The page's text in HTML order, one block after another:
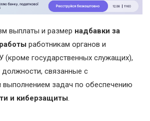
выплаты и размер надбавки за
работникам органов и
(кроме государственных служащих),
связанные с
выполнением задач по обеспечению
и киберзащиты.